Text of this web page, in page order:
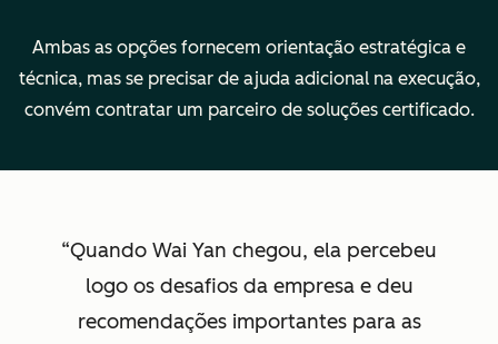
remota
Descrição
jurídica
remota
Descrição
jurídica
Ambas as opções fornecem orientação estratégica e
técnica, mas se precisar de ajuda adicional na execução,
convém contratar um parceiro de soluções certificado.
Quando Wai Yan chegou, ela percebeu
logo os desafios da empresa e deu
recomendações importantes para as